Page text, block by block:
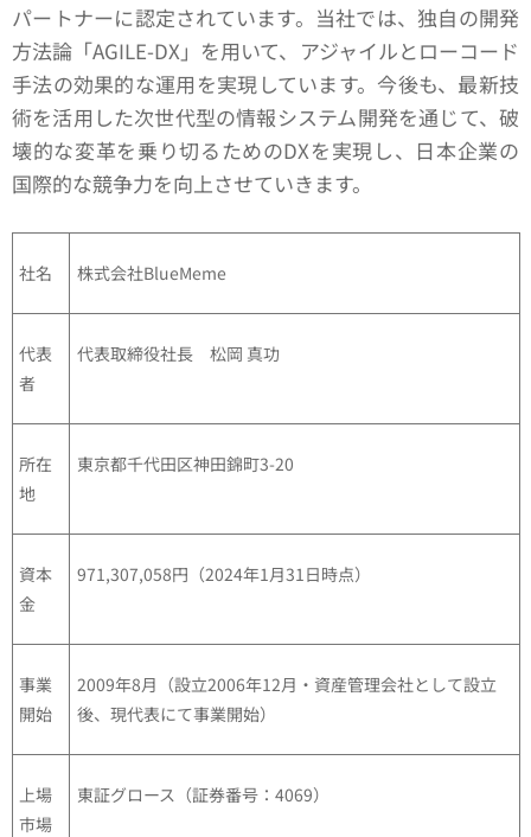
パートナーに認定されています。当社では、独自の開発
方法論「AGILE-DX」を用いて、アジャイルとローコード
手法の効果的な運用を実現しています。今後も、最新技
術を活用した次世代型の情報システム開発を通じて、破
壊的な変革を乗り切るためのDXを実現し、日本企業の
国際的な競争力を向上させていきます。
社名 株式会社BlueMeme
代表
者
代表取締役社長 松岡 真功
所在
地
東京都千代田区神田錦町3-20
資本
金
971,307,058円（2024年1月31日時点）
事業
開始
2009年8月（設立2006年12月・資産管理会社として設立
後、現代表にて事業開始）
上場
市場
東証グロース（証券番号：4069）